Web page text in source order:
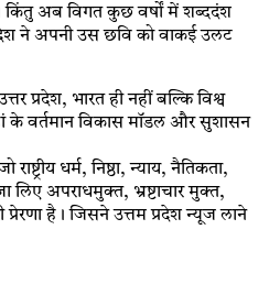
अब विगत कुछ वर्षों में शब्ददंश
ने अपनी उस छवि को वाकई उलट
प्रदेश, भारत ही नहीं बल्कि विश्व
के वर्तमान विकास मॉडल और सुशासन
धर्म, निष्ठा, न्याय, नैतिकता,
लिए अपराधमुक्त, भ्रष्टाचार मुक्त,
प्रेरणा है। जिसने उत्तम प्रदेश न्यूज लाने